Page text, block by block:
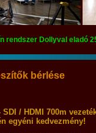
rendszer Dollyval eladó
bérlése
SDI / HDMI 700m
egyéni kedvezmény!